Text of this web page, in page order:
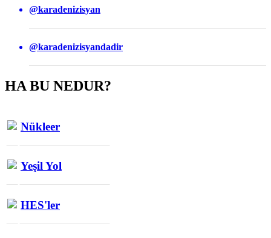
@karadenizisyan
@karadenizisyandadir
HA BU NEDUR?
Nükleer
Yeşil Yol
HES'ler